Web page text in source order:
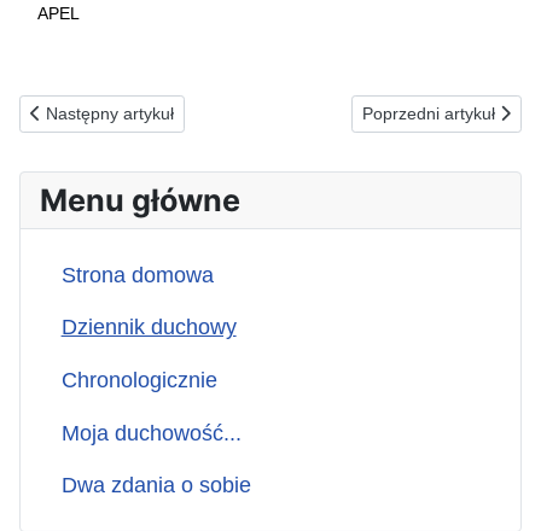
APEL
Poprzednia strona: 14.02.1993(n) PROŚBA DO MATKI BOŻEJ,
Następny artykuł Następna strona:
Poprzedni artykuł
Menu główne
Strona domowa
Dziennik duchowy
Chronologicznie
Moja duchowość...
Dwa zdania o sobie